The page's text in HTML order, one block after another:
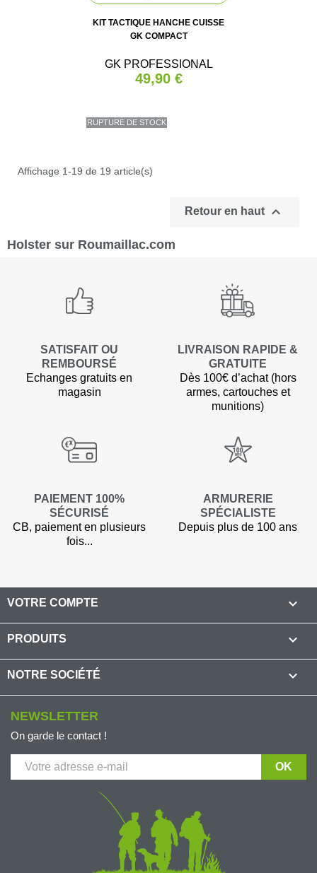
KIT TACTIQUE HANCHE CUISSE
GK COMPACT
GK PROFESSIONAL
49,90 €
RUPTURE DE STOCK
Affichage 1-19 de 19 article(s)
Retour en haut 
Holster sur Roumaillac.com
SATISFAIT OU
REMBOURSÉ
Echanges gratuits en
magasin
LIVRAISON RAPIDE &
GRATUITE
Dès 100€ d’achat (hors
armes, cartouches et
munitions)
PAIEMENT 100%
SÉCURISÉ
CB, paiement en plusieurs
fois...
ARMURERIE
SPÉCIALISTE
Depuis plus de 100 ans
VOTRE COMPTE 
PRODUITS 
NOTRE SOCIÉTÉ 
NEWSLETTER
On garde le contact !